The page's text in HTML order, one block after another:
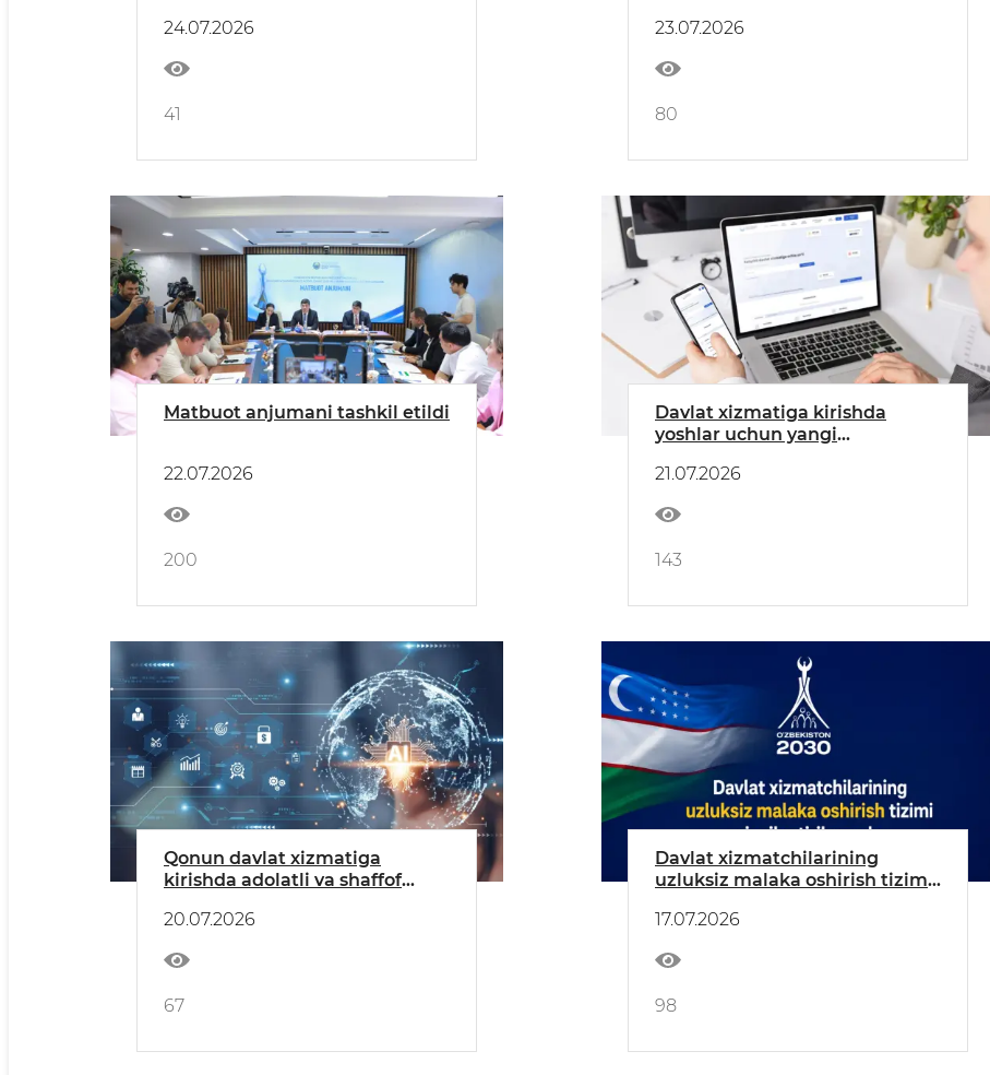
24.07.2026
41
23.07.2026
80
Matbuot anjumani tashkil etildi
22.07.2026
200
Davlat xizmatiga kirishda
yoshlar uchun yangi
21.07.2026
143
Qonun davlat xizmatiga
kirishda adolatli va shaffof
20.07.2026
67
Davlat xizmatchilarining
uzluksiz malaka oshirish tizimi
17.07.2026
98